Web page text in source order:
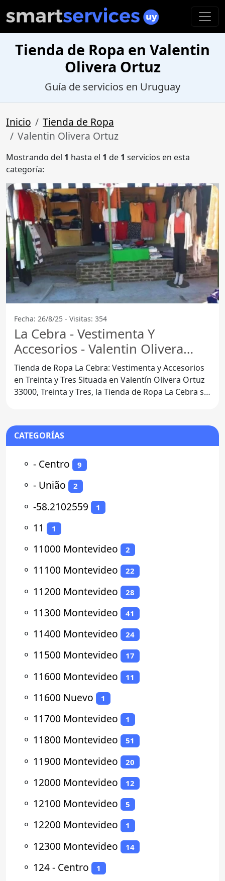
Tienda de Ropa en Valentin
Olivera Ortuz
Guía de servicios en Uruguay
Inicio
Tienda de Ropa
Valentin Olivera Ortuz
Mostrando del 1 hasta el 1 de 1 servicios en esta
categoría:
Fecha: 26/8/25 - Visitas: 354
La Cebra - Vestimenta Y
Accesorios - Valentin Olivera
Ortuz
Tienda de Ropa La Cebra: Vestimenta y Accesorios
en Treinta y Tres Situada en Valentín Olivera Ortuz
33000, Treinta y Tres, la Tienda de Ropa La Cebra se
CATEGORÍAS
⚬ - Centro 9
⚬ - União 2
⚬ -58.2102559 1
⚬ 11 1
⚬ 11000 Montevideo 2
⚬ 11100 Montevideo 22
⚬ 11200 Montevideo 28
⚬ 11300 Montevideo 41
⚬ 11400 Montevideo 24
⚬ 11500 Montevideo 17
⚬ 11600 Montevideo 11
⚬ 11600 Nuevo 1
⚬ 11700 Montevideo 1
⚬ 11800 Montevideo 51
⚬ 11900 Montevideo 20
⚬ 12000 Montevideo 12
⚬ 12100 Montevideo 5
⚬ 12200 Montevideo 1
⚬ 12300 Montevideo 14
⚬ 124 - Centro 1